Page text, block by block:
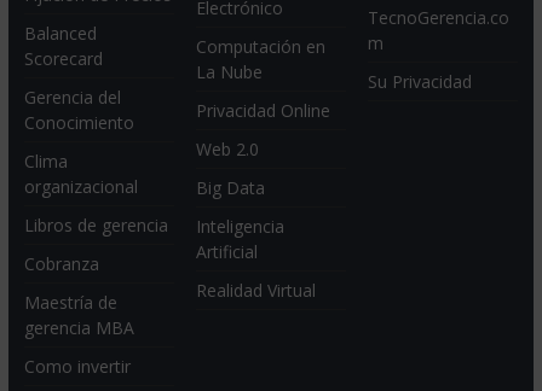
Balanced
Scorecard
Gerencia del
Conocimiento
Clima
organizacional
Libros de gerencia
Cobranza
Maestría de
gerencia MBA
Como invertir
Electrónico
Computación en
La Nube
Privacidad Online
Web 2.0
Big Data
Inteligencia
Artificial
Realidad Virtual
TecnoGerencia.co
m
Su Privacidad